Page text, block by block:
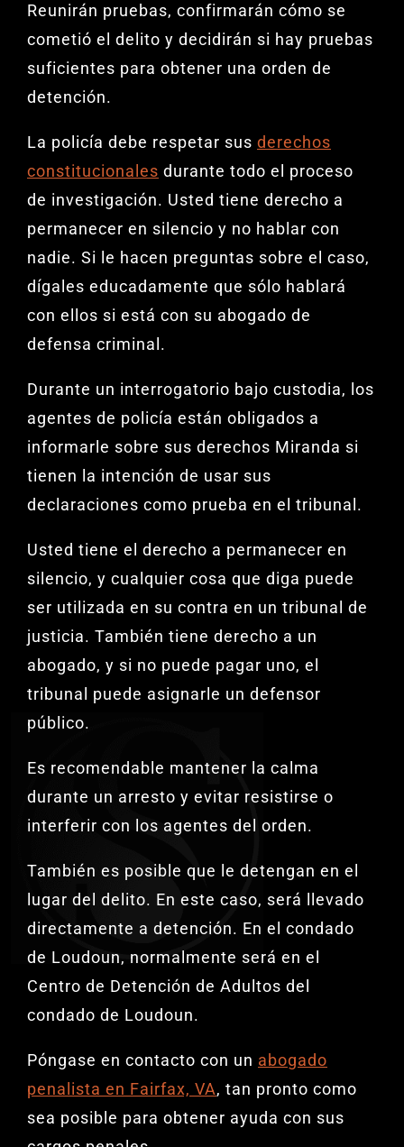
Reunirán pruebas, confirmarán cómo se
cometió el delito y decidirán si hay pruebas
suficientes para obtener una orden de
detención.
La policía debe respetar sus derechos
constitucionales durante todo el proceso
de investigación. Usted tiene derecho a
permanecer en silencio y no hablar con
nadie. Si le hacen preguntas sobre el caso,
dígales educadamente que sólo hablará
con ellos si está con su abogado de
defensa criminal.
Durante un interrogatorio bajo custodia, los
agentes de policía están obligados a
informarle sobre sus derechos Miranda si
tienen la intención de usar sus
declaraciones como prueba en el tribunal.
Usted tiene el derecho a permanecer en
silencio, y cualquier cosa que diga puede
ser utilizada en su contra en un tribunal de
justicia. También tiene derecho a un
abogado, y si no puede pagar uno, el
tribunal puede asignarle un defensor
público.
Es recomendable mantener la calma
durante un arresto y evitar resistirse o
interferir con los agentes del orden.
También es posible que le detengan en el
lugar del delito. En este caso, será llevado
directamente a detención. En el condado
de Loudoun, normalmente será en el
Centro de Detención de Adultos del
condado de Loudoun.
Póngase en contacto con un abogado
penalista en Fairfax, VA, tan pronto como
sea posible para obtener ayuda con sus